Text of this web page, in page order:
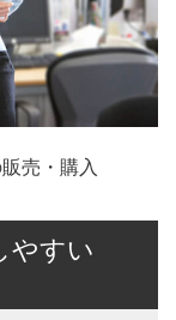
売・購入
やすい